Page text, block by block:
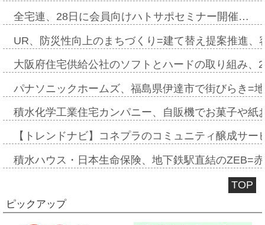
全宅連、28日に会員向けハトサポセミナー開催…
UR、防災性向上のまちづくり=建て替え提案推進
大阪府住宅供給公社のソフトとハードの取り組み
パナソニックホームズ、福島県伊達市で街びらき=
積水化学工業住宅カンパニー、自販機でお菓子や
【トレンドナビ】コネプラのコミュニティ醸成サ
積水ハウス・日本生命保険、地下鉄駅直結のZEB=
TOP
ピックアップ